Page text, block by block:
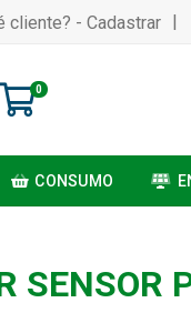
cliente? - Cadastrar |
0
CONSUMO
SENSOR